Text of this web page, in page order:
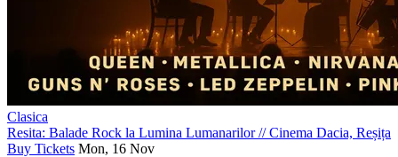
Clasica
Resita: Balade Rock la Lumina Lumanarilor//Cinema Dacia, Reșița
Buy Tickets Mon, 16 Nov